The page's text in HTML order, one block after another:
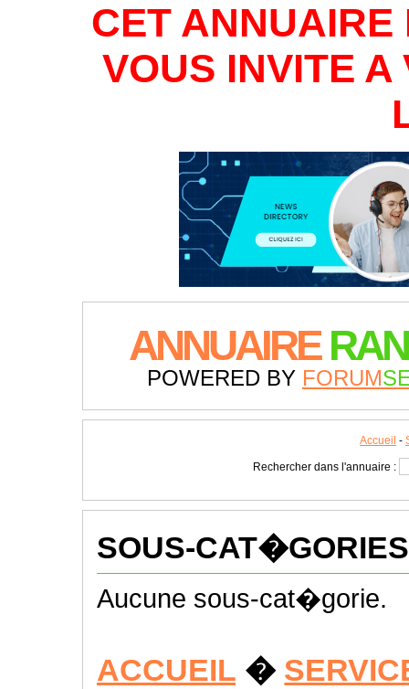
CET
VOUS INVITE A
ANNUAIRE
POWERED BY FORUM
Accueil -
Rechercher dans l'annuaire :
SOUS-CAT�GORIES
Aucune sous-cat�gorie.
ACCUEIL �